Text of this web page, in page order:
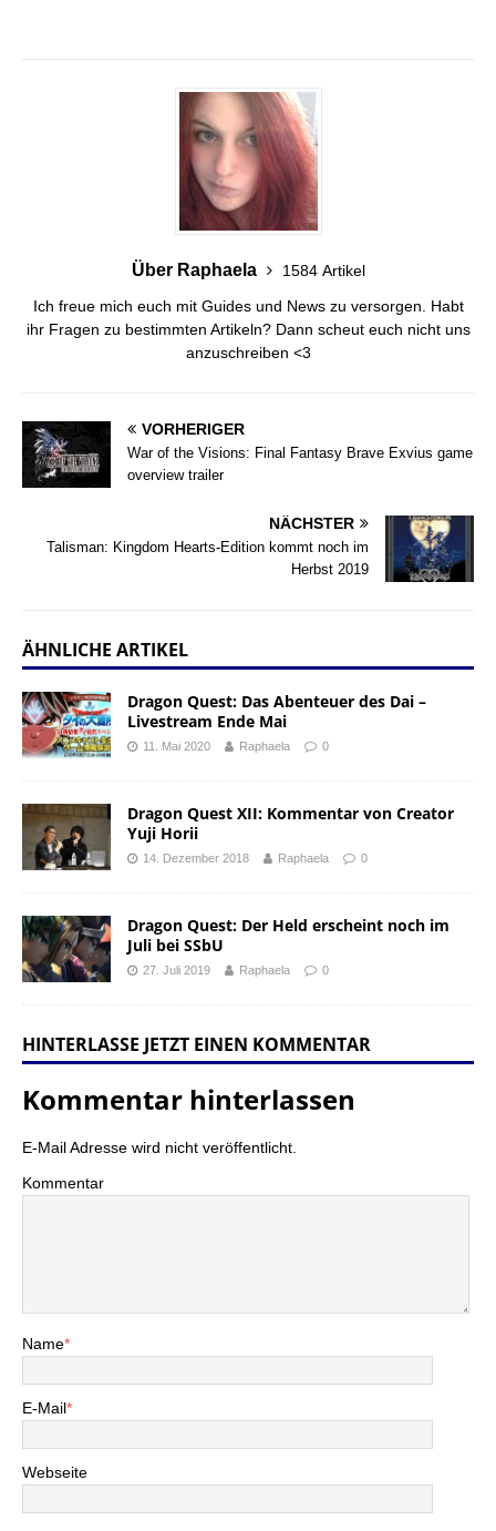
Über Raphaela
1584 Artikel
Ich freue mich euch mit Guides und News zu versorgen. Habt
ihr Fragen zu bestimmten Artikeln? Dann scheut euch nicht uns
anzuschreiben <3
VORHERIGER
War of the Visions: Final Fantasy Brave Exvius game
overview trailer
NÄCHSTER
Talisman: Kingdom Hearts-Edition kommt noch im
Herbst 2019
ÄHNLICHE ARTIKEL
Dragon Quest: Das Abenteuer des Dai –
Livestream Ende Mai
11. Mai 2020 Raphaela 0
Dragon Quest XII: Kommentar von Creator
Yuji Horii
14. Dezember 2018 Raphaela 0
Dragon Quest: Der Held erscheint noch im
Juli bei SSbU
27. Juli 2019 Raphaela 0
HINTERLASSE JETZT EINEN KOMMENTAR
Kommentar hinterlassen
E-Mail Adresse wird nicht veröffentlicht.
Kommentar
Name*
E-Mail*
Webseite